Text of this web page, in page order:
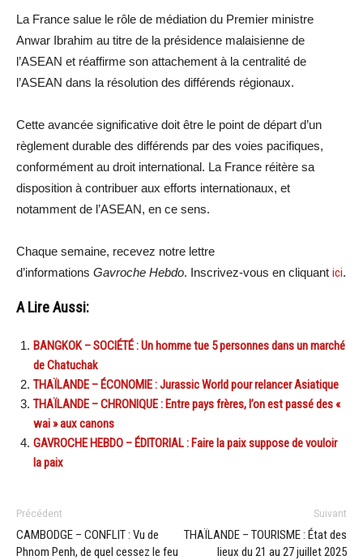
La France salue le rôle de médiation du Premier ministre
Anwar Ibrahim au titre de la présidence malaisienne de
l’ASEAN et réaffirme son attachement à la centralité de
l’ASEAN dans la résolution des différends régionaux.
Cette avancée significative doit être le point de départ d’un
règlement durable des différends par des voies pacifiques,
conformément au droit international. La France réitère sa
disposition à contribuer aux efforts internationaux, et
notamment de l’ASEAN, en ce sens.
Chaque semaine, recevez notre lettre
d’informations Gavroche Hebdo. Inscrivez-vous en cliquant ici.
A Lire Aussi:
BANGKOK – SOCIÉTÉ : Un homme tue 5 personnes dans un marché
de Chatuchak
THAÏLANDE – ÉCONOMIE : Jurassic World pour relancer Asiatique
THAÏLANDE – CHRONIQUE : Entre pays frères, l’on est passé des «
wai » aux canons
GAVROCHE HEBDO – ÉDITORIAL : Faire la paix suppose de vouloir
la paix
Précédent
CAMBODGE – CONFLIT : Vu de
Phnom Penh, de quel cessez le feu
Suivant
THAÏLANDE – TOURISME : État des
lieux du 21 au 27 juillet 2025